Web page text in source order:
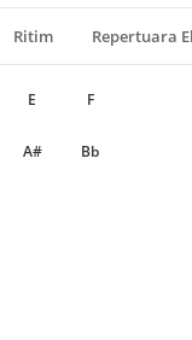
Ritim Repertuara
E F
A# Bb